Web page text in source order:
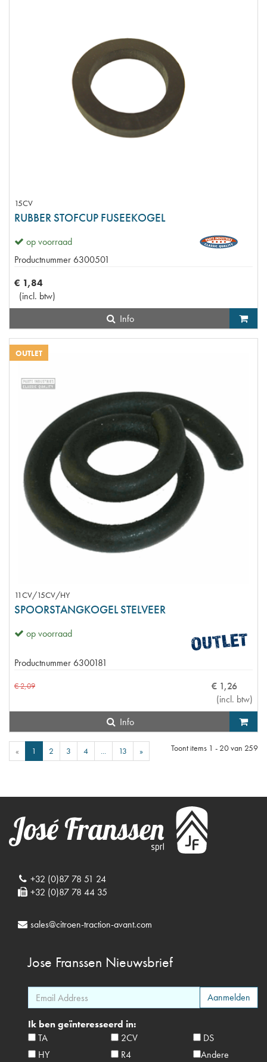
15CV
RUBBER STOFCUP FUSEEKOGEL
op voorraad
Productnummer 6300501
€ 1,84
(incl. btw)
Info
OUTLET
11CV/15CV/HY
SPOORSTANGKOGEL STELVEER
op voorraad
Productnummer 6300181
€2,09 € 1,26
(incl. btw)
Info
Toont items 1 - 20van 259
« 1 2 3 4 ... 13 »
+32 (0)87 78 51 24
+32 (0)87 78 44 35
sales@citroen-traction-avant.com
Jose Franssen Nieuwsbrief
Ik ben geïnteresseerd in:
TA
2CV
DS
HY
R4
Andere